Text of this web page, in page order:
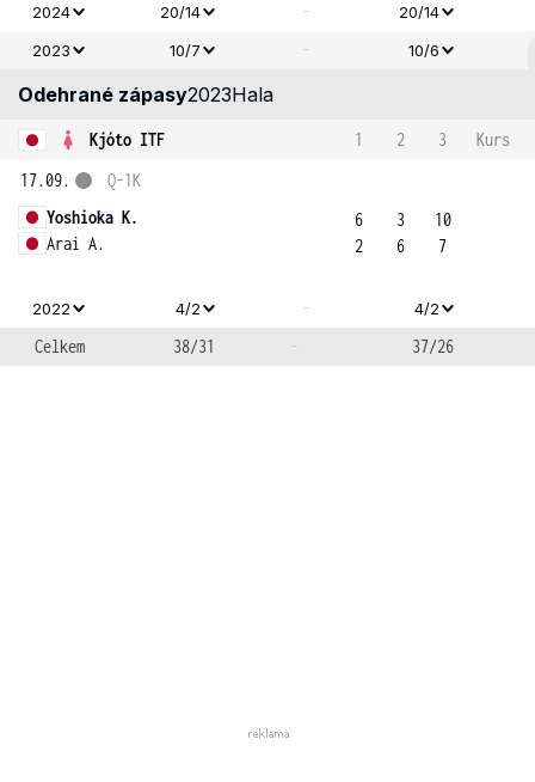
2024
20/14 -
20/14
2023
10/7 - 10/6
Odehrané zápasy2023Hala
Kjóto ITF 1 2 3
Kurs
17.09.
Yoshioka K.
Arai A.
Q-1K
6
2
3
6
10
7
2022 4/2 - 4/2
Celkem 38/31 - 37/26